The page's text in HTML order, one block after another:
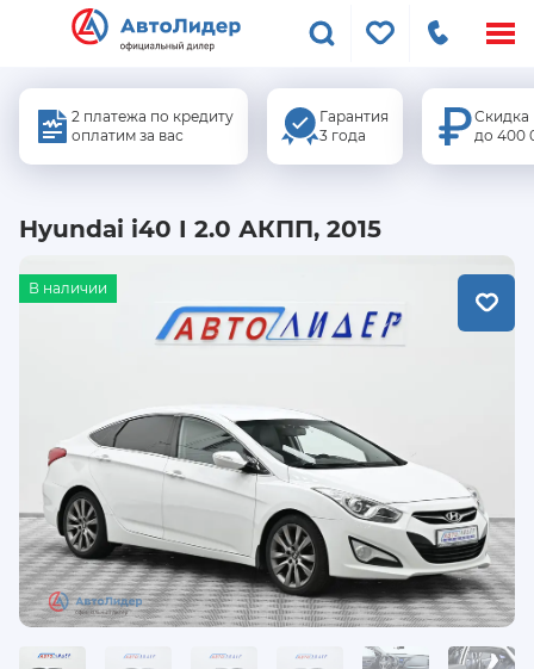
2 платежа по кредиту
оплатим за вас
Гарантия
3 года
Скидка
до 400
Hyundai i40 I 2.0 АКПП, 2015
В наличии